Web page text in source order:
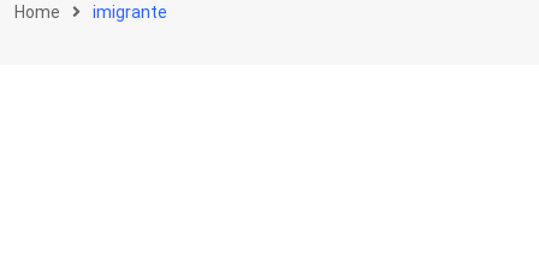
Home imigrante